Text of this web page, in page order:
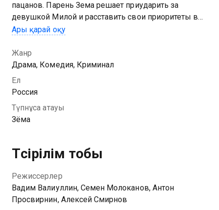
пацанов. Парень Зема решает приударить за
девушкой Милой и расставить свои приоритеты в
жизни. На вечеринке Мила застукивает своего
на такси и там знакомится с дворовым пацаном
Земой, который живет по понятиям. Зема не только
подвозит красавицу, но и помогает ей починить
дорогие туфли. Мила для него – идеальная девушка,
покорить представительницу золотой молодежи?
Ары қарай оқу
Жанр
Драма, Комедия, Криминал
Ел
Россия
Түпнұсқа атауы
Зёма
Түсірілім тобы
Режиссерлер
Вадим Валиуллин, Семен Молоканов, Антон
Просвирнин, Алексей Смирнов